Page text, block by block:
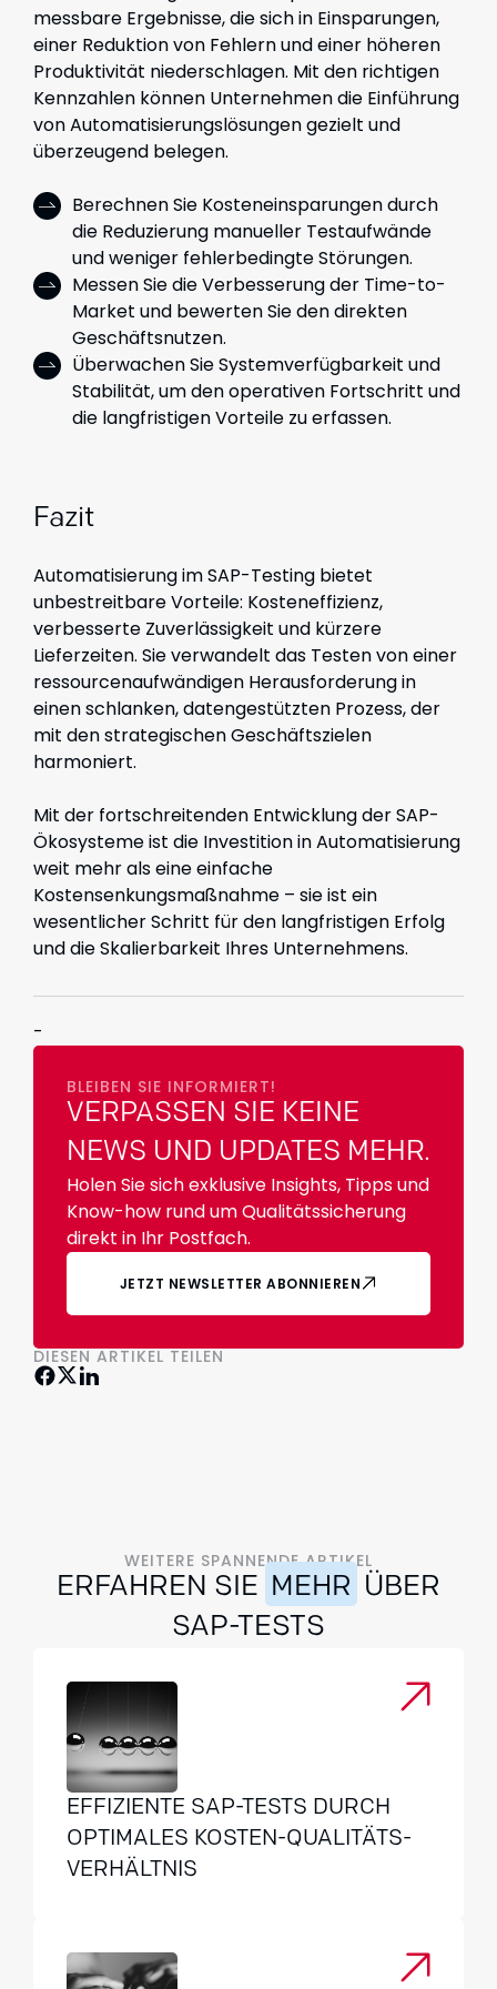
messbare Ergebnisse, die sich in Einsparungen,
einer Reduktion von Fehlern und einer höheren
Produktivität niederschlagen. Mit den richtigen
Kennzahlen können Unternehmen die Einführung
von Automatisierungslösungen gezielt und
überzeugend belegen.
Berechnen Sie Kosteneinsparungen durch
die Reduzierung manueller Testaufwände
und weniger fehlerbedingte Störungen.
Messen Sie die Verbesserung der Time-to-
Market und bewerten Sie den direkten
Geschäftsnutzen.
Überwachen Sie Systemverfügbarkeit und
Stabilität, um den operativen Fortschritt und
die langfristigen Vorteile zu erfassen.
Fazit
Automatisierung im SAP-Testing bietet
unbestreitbare Vorteile: Kosteneffizienz,
verbesserte Zuverlässigkeit und kürzere
Lieferzeiten. Sie verwandelt das Testen von einer
ressourcenaufwändigen Herausforderung in
einen schlanken, datengestützten Prozess, der
mit den strategischen Geschäftszielen
harmoniert.
Mit der fortschreitenden Entwicklung der SAP-
Ökosysteme ist die Investition in Automatisierung
weit mehr als eine einfache
Kostensenkungsmaßnahme – sie ist ein
wesentlicher Schritt für den langfristigen Erfolg
und die Skalierbarkeit Ihres Unternehmens.
-
BLEIBEN SIE INFORMIERT!
VERPASSEN SIE KEINE
NEWS UND UPDATES MEHR.
Holen Sie sich exklusive Insights, Tipps und
Know-how rund um Qualitätssicherung
direkt in Ihr Postfach.
JETZT NEWSLETTER ABONNIEREN
DIESEN ARTIKEL TEILEN
WEITERE SPANNENDE ARTIKEL
ERFAHREN SIE MEHR ÜBER
SAP-TESTS
EFFIZIENTE SAP-TESTS DURCH
OPTIMALES KOSTEN-QUALITÄTS-
VERHÄLTNIS